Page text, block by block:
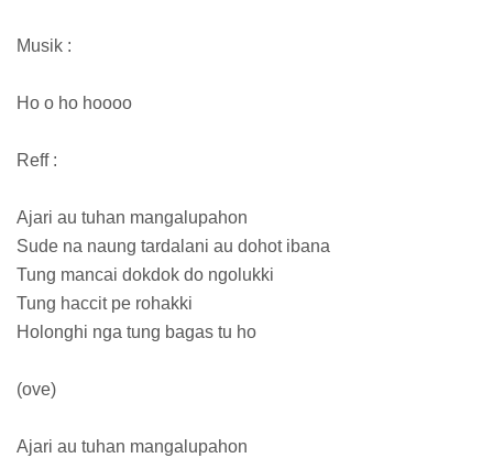
Musik :
Ho o ho hoooo
Reff :
Ajari au tuhan mangalupahon
Sude na naung tardalani au dohot ibana
Tung mancai dokdok do ngolukki
Tung haccit pe rohakki
Holonghi nga tung bagas tu ho
(ove)
Ajari au tuhan mangalupahon